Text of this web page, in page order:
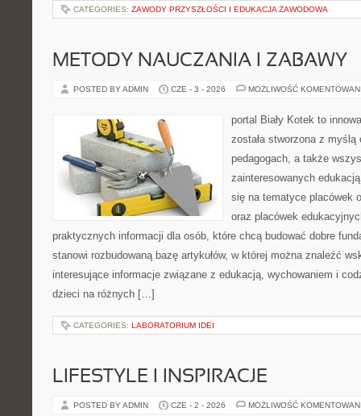
CATEGORIES: ZAWODY PRZYSZŁOŚCI I EDUKACJA ZAWODOWA
METODY NAUCZANIA I ZABAWY
POSTED BY ADMIN CZE - 3 - 2026 MOŻLIWOŚĆ
portal Biały Kotek to
została stworzona z
pedagogach, a także
zainteresowanych
się na tematyce placówek
oraz placówek
praktycznych informacji dla osób, które chcą budować dobre
stanowi rozbudowaną bazę artykułów, w której można znaleźć
interesujące informacje związane z edukacją, wychowaniem i
dzieci na różnych […]
CATEGORIES: LABORATORIUM IDEI
LIFESTYLE I INSPIRACJE
POSTED BY ADMIN CZE - 2 - 2026 MOŻLIWOŚĆ